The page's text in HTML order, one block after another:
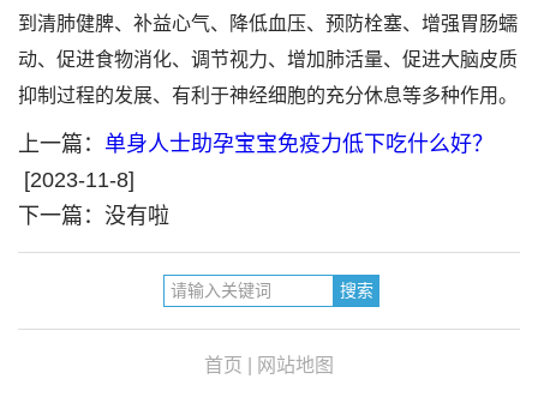
到清肺健脾、补益心气、降低血压、预防栓塞、增强胃肠蠕
动、促进食物消化、调节视力、增加肺活量、促进大脑皮质
抑制过程的发展、有利于神经细胞的充分休息等多种作用。
上一篇： 单身人士助孕宝宝免疫力低下吃什么好？
[2023-11-8]
下一篇：没有啦
首页 网站地图